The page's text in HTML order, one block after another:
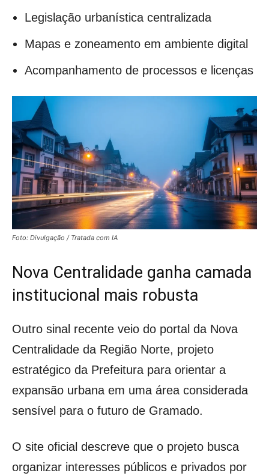
Legislação urbanística centralizada
Mapas e zoneamento em ambiente digital
Acompanhamento de processos e licenças
Foto: Divulgação / Tratada com IA
Nova Centralidade ganha camada
institucional mais robusta
Outro sinal recente veio do portal da Nova
Centralidade da Região Norte, projeto
estratégico da Prefeitura para orientar a
expansão urbana em uma área considerada
sensível para o futuro de Gramado.
O site oficial descreve que o projeto busca
organizar interesses públicos e privados por